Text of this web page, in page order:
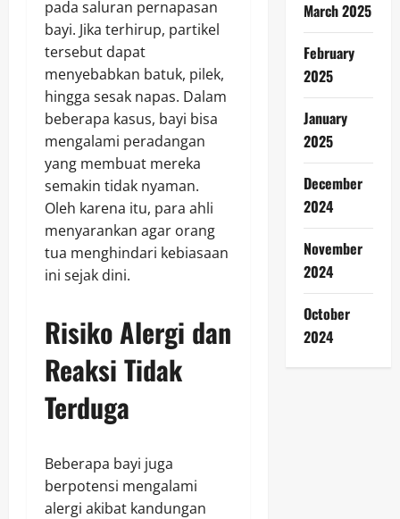
pada saluran pernapasan
bayi. Jika terhirup, partikel
tersebut dapat
menyebabkan batuk, pilek,
hingga sesak napas. Dalam
beberapa kasus, bayi bisa
mengalami peradangan
yang membuat mereka
semakin tidak nyaman.
Oleh karena itu, para ahli
menyarankan agar orang
tua menghindari kebiasaan
ini sejak dini.
Risiko Alergi dan
Reaksi Tidak
Terduga
Beberapa bayi juga
berpotensi mengalami
alergi akibat kandungan
March 2025
February
2025
January
2025
December
2024
November
2024
October
2024